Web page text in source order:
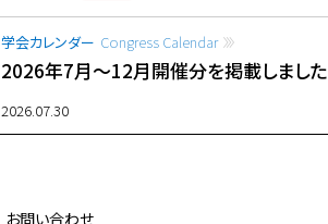
学会カレンダー Congress Calendar
2026年7月〜12月開催分を掲載しました
2026.07.30
お問い合わせ